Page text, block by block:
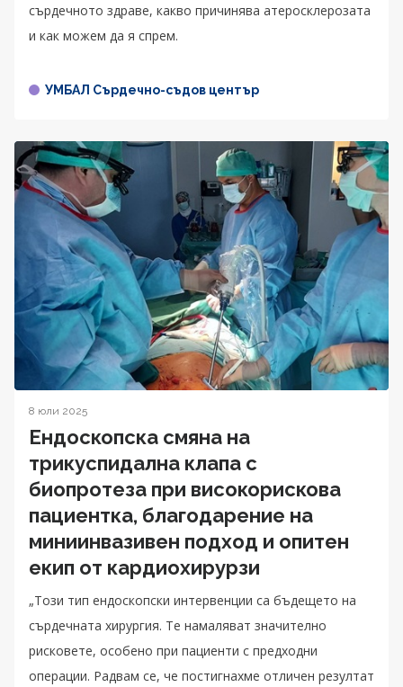
сърдечното здраве, какво причинява атеросклерозата
и как можем да я спрем.
УМБАЛ Сърдечно-съдов център
8 юли 2025
Ендоскопска смяна на
трикуспидална клапа с
биопротеза при високорискова
пациентка, благодарение на
миниинвазивен подход и опитен
екип от кардиохирурзи
„Този тип ендоскопски интервенции са бъдещето на
сърдечната хирургия. Те намаляват значително
рисковете, особено при пациенти с предходни
операции. Радвам се, че постигнахме отличен резултат